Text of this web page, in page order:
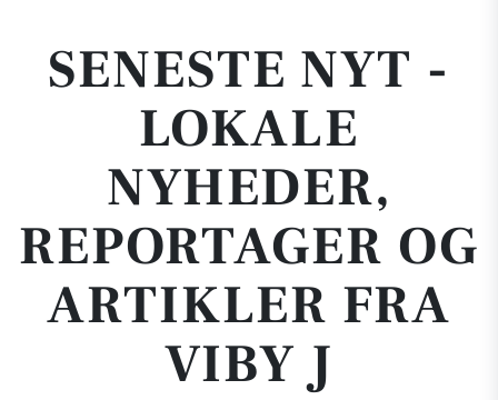
SENESTE NYT -
LOKALE
NYHEDER,
REPORTAGER OG
ARTIKLER FRA
VIBY J